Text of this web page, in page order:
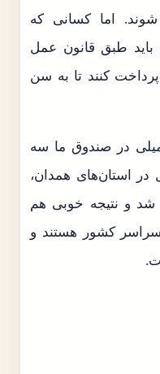
اما کسانی که
طبق قانون عمل
کنند تا به سن
در صندوق ما سه
در استان‌های همدان،
شد و نتیجه خوبی هم
کشور هستند و